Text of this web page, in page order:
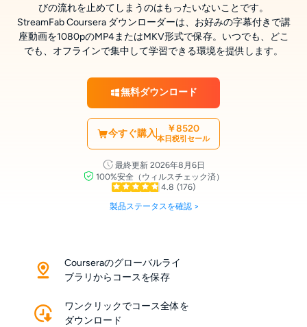
びの流れを止めてしまうのはもったいないことです。
StreamFab Coursera ダウンローダーは、お好みの字幕付きで講
座動画を1080pのMP4またはMKV形式で保存。いつでも、どこ
でも、オフラインで集中して学習できる環境を提供します。
無料ダウンロード
今すぐ購入 ￥8520
本日税引セール
最終更新 2026年8月6日
100%安全（ウィルスチェック済）
4.8 (176)
製品ステータスを確認 >
Courseraのグローバルライ
ブラリからコースを保存
ワンクリックでコース全体を
ダウンロード